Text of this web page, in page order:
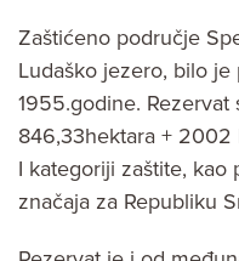
Zaštićeno područje
Ludaško jezero, bilo
1955.godine.
846,33hektara + 2002
I kategoriji zaštite,
značaja za Republiku